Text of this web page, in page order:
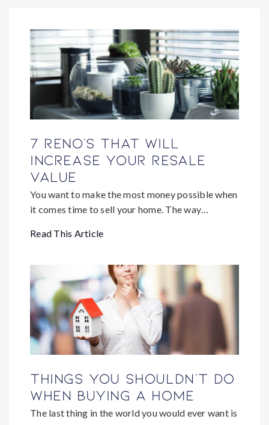
7 reno's that will
increase your resale
value
You want to make the most money possible when
it comes time to sell your home. The way…
Read This Article
Things You Shouldn't Do
When Buying a Home
The last thing in the world you would ever want is